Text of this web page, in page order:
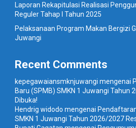
Laporan Rekapitulasi Realisasi
Reguler Tahap I Tahun 2025
Pelaksanaan Program Makan Bergizi
Juwangi
Recent Comments
kepegawaiansmknjuwangi mengenai
Baru (SPMB) SMKN 1 Juwangi Tahun
Dibuka!
Hendrig widodo mengenai
SMKN 1 Juwangi Tahun 2026/2027